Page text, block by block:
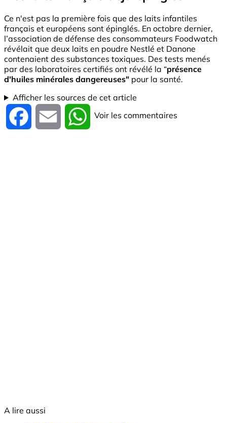
Ce n'est pas la première fois que des laits infantiles
français et européens sont épinglés. En octobre dernier,
l’association de défense des consommateurs Foodwatch
révélait que deux laits en poudre Nestlé et Danone
contenaient des substances toxiques. Des tests menés
par des laboratoires certifiés ont révélé la “présence
d'huiles minérales dangereuses" pour la santé.
Afficher les sources de cet article
Facebook Email WhatsApp
Voir les commentaires
A lire aussi